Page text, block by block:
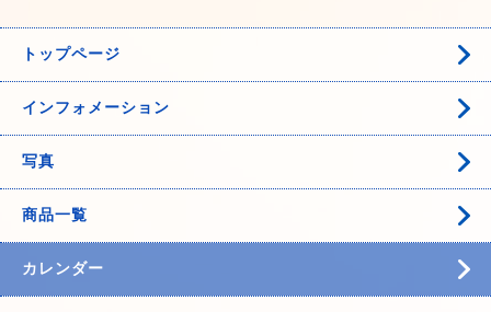
トップページ
インフォメーション
写真
商品一覧
カレンダー